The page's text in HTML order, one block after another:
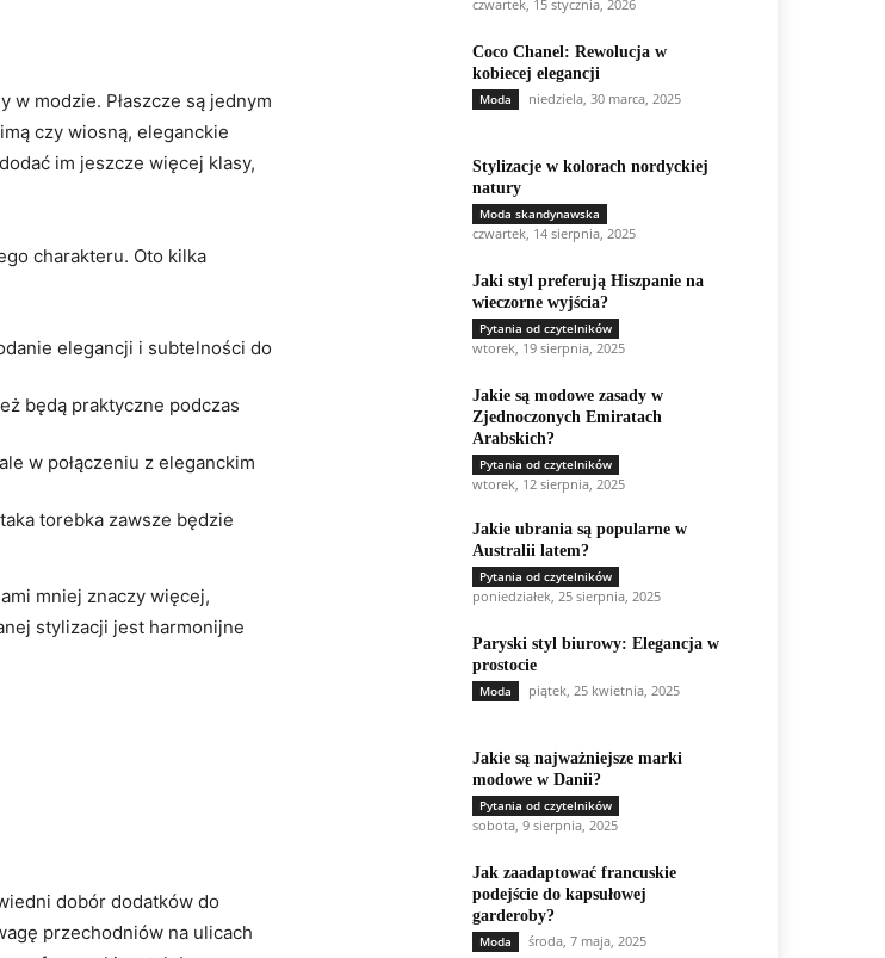
w modzie. Płaszcze są ‍jednym
czy wiosną, eleganckie
im jeszcze więcej klasy,
‍charakteru. Oto kilka
elegancji ‌i subtelności do
będą praktyczne podczas
w połączeniu z eleganckim
torebka zawsze będzie
mniej⁢ znaczy więcej,
stylizacji jest harmonijne⁤
dobór dodatków⁣ do
przechodniów na ulicach
czwartek, 15 stycznia, 2026
Coco Chanel: Rewolucja w
kobiecej elegancji
Moda niedziela, 30 marca, 2025
Stylizacje w kolorach nordyckiej
natury
Moda skandynawska
czwartek, 14 sierpnia, 2025
Jaki styl preferują Hiszpanie na
wieczorne wyjścia?
Pytania od czytelników
wtorek, 19 sierpnia, 2025
Jakie są modowe zasady w
Zjednoczonych Emiratach
Arabskich?
Pytania od czytelników
wtorek, 12 sierpnia, 2025
Jakie ubrania są popularne w
Australii latem?
Pytania od czytelników
poniedziałek, 25 sierpnia, 2025
Paryski styl biurowy: Elegancja w
prostocie
Moda piątek, 25 kwietnia, 2025
Jakie są najważniejsze marki
modowe w Danii?
Pytania od czytelników
sobota, 9 sierpnia, 2025
Jak zaadaptować francuskie
podejście do kapsułowej
garderoby?
Moda środa, 7 maja, 2025